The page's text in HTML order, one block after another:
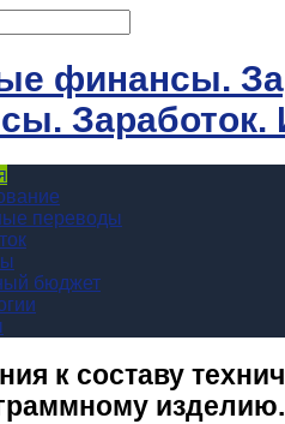
Заработок.
переводы
бюджет
к составу